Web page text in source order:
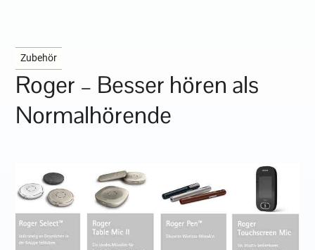
Zubehör
Roger – Besser hören als
Normalhörende